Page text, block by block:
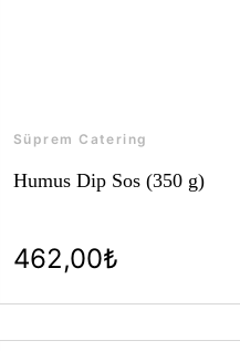
Süprem Catering
Humus Dip Sos (350 g)
462,00₺